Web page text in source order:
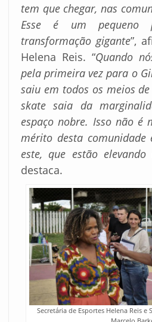
tem que chegar, nas
Esse é um pequeno
transformação gigante”,
Helena Reis. “Quando
pela primeira vez para o
saiu em todos os meios
skate saia da
espaço nobre. Isso não é
mérito desta
este, que estão
destaca.
Secretária de Esportes Helena Reis e